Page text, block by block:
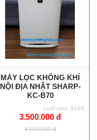
MÁY LỌC KHÔNG KHÍ
NỘI ĐỊA NHẬT SHARP-
KC-B70
Lượt xem: 9168
3.500.000 đ
4.000.000 đ